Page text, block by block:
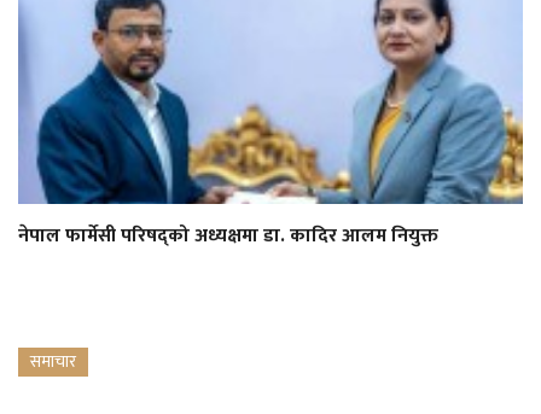
नेपाल फार्मेसी परिषद्को अध्यक्षमा डा. कादिर आलम नियुक्त
समाचार